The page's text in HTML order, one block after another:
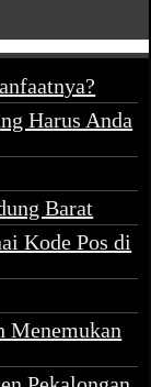
Harus Anda
Barat
Kode Pos di
Menemukan